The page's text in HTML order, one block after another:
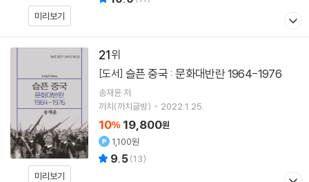
미리보기
21
미리보기
[도서] 슬픈 중국 : 문화대반란 1964-1976
송재윤저
까치(까치글방)
2022.1.25.
10% 19,800원
1,100원
9.5(13)